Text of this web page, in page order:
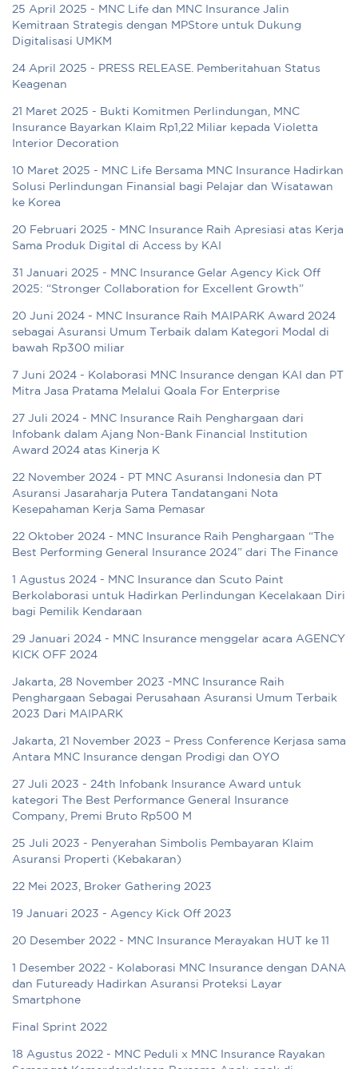
25 April 2025 - MNC Life dan MNC Insurance Jalin
Kemitraan Strategis dengan MPStore untuk Dukung
Digitalisasi UMKM
24 April 2025 - PRESS RELEASE. Pemberitahuan Status
Keagenan
21 Maret 2025 - Bukti Komitmen Perlindungan, MNC
Insurance Bayarkan Klaim Rp1,22 Miliar kepada Violetta
Interior Decoration
10 Maret 2025 - MNC Life Bersama MNC Insurance Hadirkan
Solusi Perlindungan Finansial bagi Pelajar dan Wisatawan
ke Korea
20 Februari 2025 - MNC Insurance Raih Apresiasi atas Kerja
Sama Produk Digital di Access by KAI
31 Januari 2025 - MNC Insurance Gelar Agency Kick Off
2025: “Stronger Collaboration for Excellent Growth”
20 Juni 2024 - MNC Insurance Raih MAIPARK Award 2024
sebagai Asuransi Umum Terbaik dalam Kategori Modal di
bawah Rp300 miliar
7 Juni 2024 - Kolaborasi MNC Insurance dengan KAI dan PT
Mitra Jasa Pratama Melalui Qoala For Enterprise
27 Juli 2024 - MNC Insurance Raih Penghargaan dari
Infobank dalam Ajang Non-Bank Financial Institution
Award 2024 atas Kinerja K
22 November 2024 - PT MNC Asuransi Indonesia dan PT
Asuransi Jasaraharja Putera Tandatangani Nota
Kesepahaman Kerja Sama Pemasar
22 Oktober 2024 - MNC Insurance Raih Penghargaan “The
Best Performing General Insurance 2024” dari The Finance
1 Agustus 2024 - MNC Insurance dan Scuto Paint
Berkolaborasi untuk Hadirkan Perlindungan Kecelakaan Diri
bagi Pemilik Kendaraan
29 Januari 2024 - MNC Insurance menggelar acara AGENCY
KICK OFF 2024
Jakarta, 28 November 2023 -MNC Insurance Raih
Penghargaan Sebagai Perusahaan Asuransi Umum Terbaik
2023 Dari MAIPARK
Jakarta, 21 November 2023 – Press Conference Kerjasa sama
Antara MNC Insurance dengan Prodigi dan OYO
27 Juli 2023 - 24th Infobank Insurance Award untuk
kategori The Best Performance General Insurance
Company, Premi Bruto Rp500 M
25 Juli 2023 - Penyerahan Simbolis Pembayaran Klaim
Asuransi Properti (Kebakaran)
22 Mei 2023, Broker Gathering 2023
19 Januari 2023 - Agency Kick Off 2023
20 Desember 2022 - MNC Insurance Merayakan HUT ke 11
1 Desember 2022 - Kolaborasi MNC Insurance dengan DANA
dan Futuready Hadirkan Asuransi Proteksi Layar
Smartphone
Final Sprint 2022
18 Agustus 2022 - MNC Peduli x MNC Insurance Rayakan